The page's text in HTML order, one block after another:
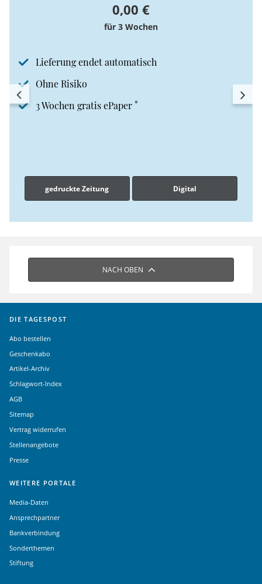
0,00 €
für 3 Wochen
Lieferung endet automatisch
Ohne Risiko
3 Wochen gratis ePaper *
gedruckte Zeitung Digital
NACH OBEN
DIE TAGESPOST
Abo bestellen
Geschenkabo
Artikel-Archiv
Schlagwort-Index
AGB
Sitemap
Vertrag widerrufen
Stellenangebote
Presse
WEITERE PORTALE
Media-Daten
Ansprechpartner
Bankverbindung
Sonderthemen
Stiftung